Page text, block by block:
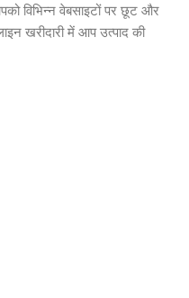
विभिन्न वेबसाइटों पर छूट और
खरीदारी में आप उत्पाद की